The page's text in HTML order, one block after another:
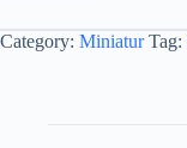
Category: Miniatur Tag: